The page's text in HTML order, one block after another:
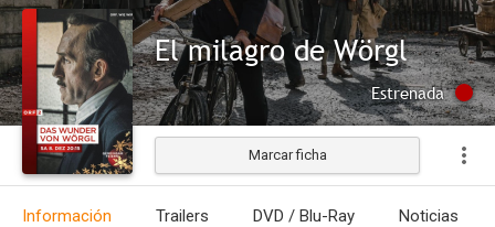
El milagro de Wörgl
Estrenada
Marcar ficha
Información Trailers DVD / Blu-Ray Noticias